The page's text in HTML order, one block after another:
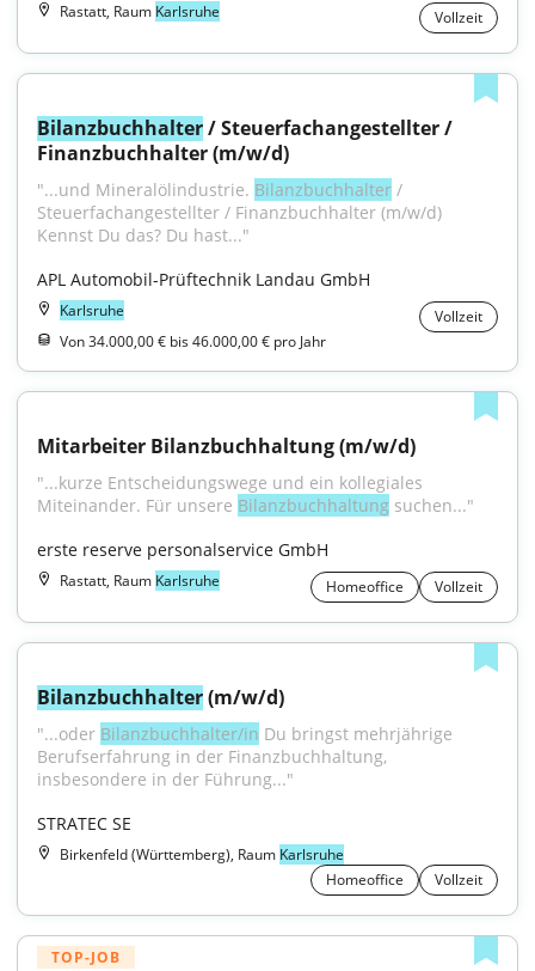
Rastatt, Raum Karlsruhe Vollzeit
Bilanzbuchhalter / Steuerfachangestellter /
Finanzbuchhalter (m/w/d)
"...und Mineralölindustrie. Bilanzbuchhalter /
Steuerfachangestellter / Finanzbuchhalter (m/w/d)
Kennst Du das? Du hast..."
APL Automobil-Prüftechnik Landau GmbH
Karlsruhe
Vollzeit
Von 34.000,00 € bis 46.000,00 € pro Jahr
Mitarbeiter Bilanzbuchhaltung (m/w/d)
"...kurze Entscheidungswege und ein kollegiales
Miteinander. Für unsere Bilanzbuchhaltung suchen..."
erste reserve personalservice GmbH
Rastatt, Raum Karlsruhe Homeoffice Vollzeit
Bilanzbuchhalter (m/w/d)
"...oder Bilanzbuchhalter/in Du bringst mehrjährige
Berufserfahrung in der Finanzbuchhaltung,
insbesondere in der Führung..."
STRATEC SE
Birkenfeld (Württemberg), Raum Karlsruhe
Homeoffice
Vollzeit
TOP-JOB